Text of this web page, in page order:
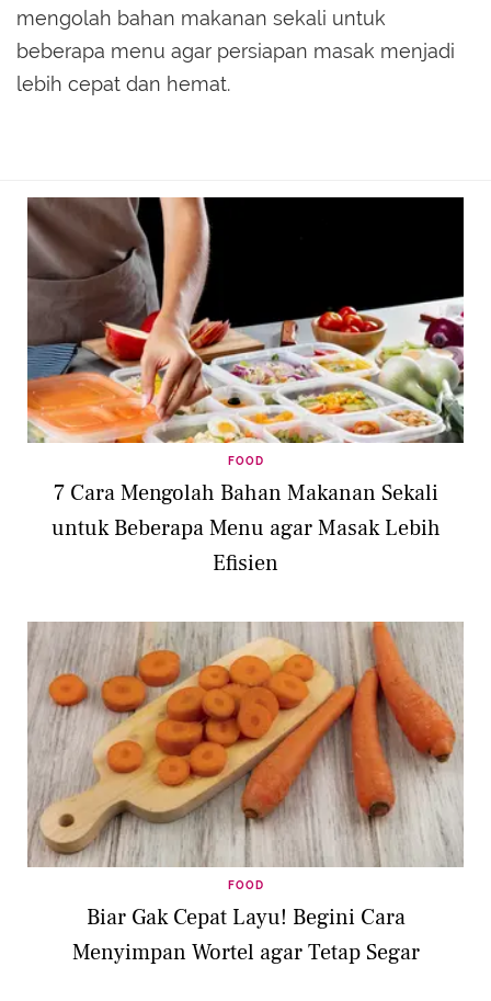
mengolah bahan makanan sekali untuk
beberapa menu agar persiapan masak menjadi
lebih cepat dan hemat.
FOOD
7 Cara Mengolah Bahan Makanan Sekali
untuk Beberapa Menu agar Masak Lebih
Efisien
FOOD
Biar Gak Cepat Layu! Begini Cara
Menyimpan Wortel agar Tetap Segar